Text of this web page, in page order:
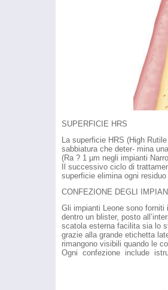
SUPERFICIE HRS
La superficie HRS (High
sabbiatura che deter- mina
(Ra ? 1 µm negli impianti
Il successivo ciclo di
superficie elimina ogni
CONFEZIONE DEGLI
Gli impianti Leone sono forniti
dentro un blister, posto
scatola esterna facilita sia lo
grazie alla grande etichetta
rimangono visibili quando le
Ogni confezione include